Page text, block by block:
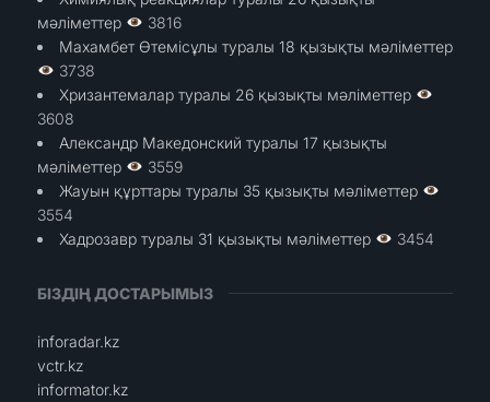
мәліметтер
3816
Махамбет Өтемісұлы туралы 18 қызықты мәліметтер
3738
Хризантемалар туралы 26 қызықты мәліметтер
3608
Александр Македонский туралы 17 қызықты
мәліметтер
3559
Жауын құрттары туралы 35 қызықты мәліметтер
3554
Хадрозавр туралы 31 қызықты мәліметтер
3454
БІЗДІҢ ДОСТАРЫМЫЗ
inforadar.kz
vctr.kz
informator.kz